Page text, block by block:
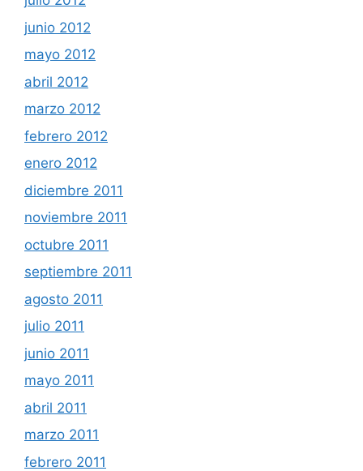
junio 2012
mayo 2012
abril 2012
marzo 2012
febrero 2012
enero 2012
diciembre 2011
noviembre 2011
octubre 2011
septiembre 2011
agosto 2011
julio 2011
junio 2011
mayo 2011
abril 2011
marzo 2011
febrero 2011